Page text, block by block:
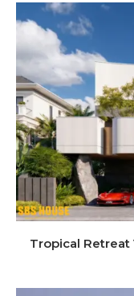
Tropical Retreat